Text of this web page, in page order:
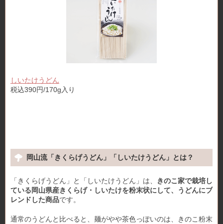
しいたけうどん
税込390円/170g入り
岡山流「きくらげうどん」「しいたけうどん」とは？
「きくらげうどん」と「しいたけうどん」は、
きのこ家で栽培し
ている岡山県産きくらげ・しいたけを粉末状にして、うどんにブ
レンドした商品です。
通常のうどんと比べると、麺がやや茶色っぽいのは、きのこ粉末